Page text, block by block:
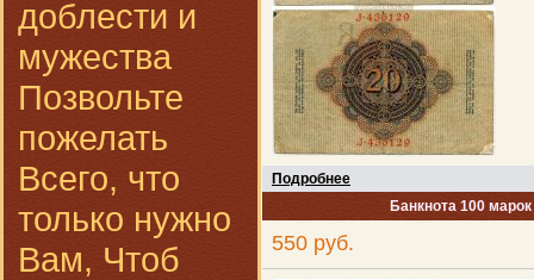
доблести и
мужества
Позвольте
пожелать
Всего, что
только нужно
Вам, Чтоб
Подробнее
Банкнота 100
550 руб.